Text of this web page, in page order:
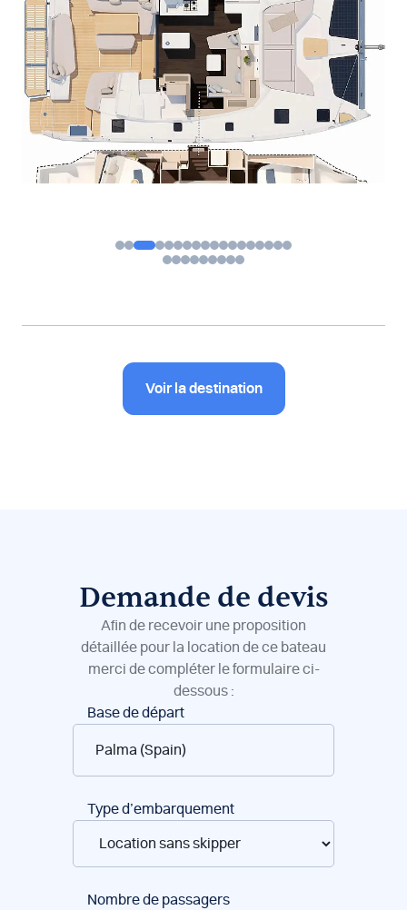
Voir la destination
Demande de devis
Afin de recevoir une proposition
détaillée pour la location de ce bateau
merci de compléter le formulaire ci-
dessous :
Réservation
bateaux
Base de départ
Type d’embarquement
Nombre de passagers